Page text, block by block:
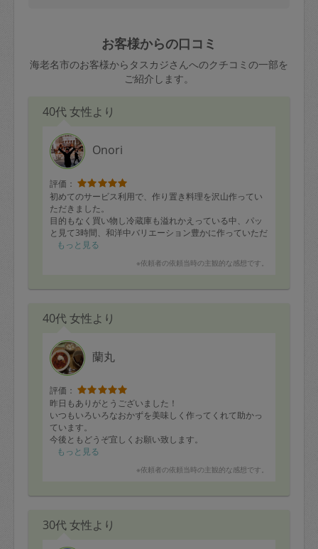
お客様からの口コミ
海老名市のお客様からタスカジさんへのクチコミの一部を
ご紹介します。
40代 女性より
Onori
評価：
初めてのサービス利用で、作り置き料理を沢山作ってい
ただきました。
目的もなく買い物し冷蔵庫も溢れかえっている中、パッ
と見て3時間、和洋中バリエーション豊かに作っていただ
き子ども達も大喜び。
いで、普段は「ノルマ」にしないと食べないおかずも、
いました、笑。
ありがとうございました。
もっと見る
※依頼者の依頼当時の主観的な感想です。
40代 女性より
蘭丸
評価：
昨日もありがとうございました！
いつもいろいろなおかずを美味しく作ってくれて助かっ
ています。
今後ともどうぞ宜しくお願い致します。
もっと見る
※依頼者の依頼当時の主観的な感想です。
30代 女性より